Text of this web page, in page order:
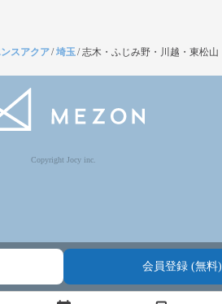
会員登録 (無料)
スアクア/埼玉/志木・ふじみ野・川越・東松山
Copyright Jocy inc.